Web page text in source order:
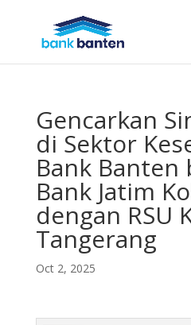
Gencarkan
di Sektor
Bank Banten
Bank Jatim
dengan RSU
Tangerang
Oct 2, 2025